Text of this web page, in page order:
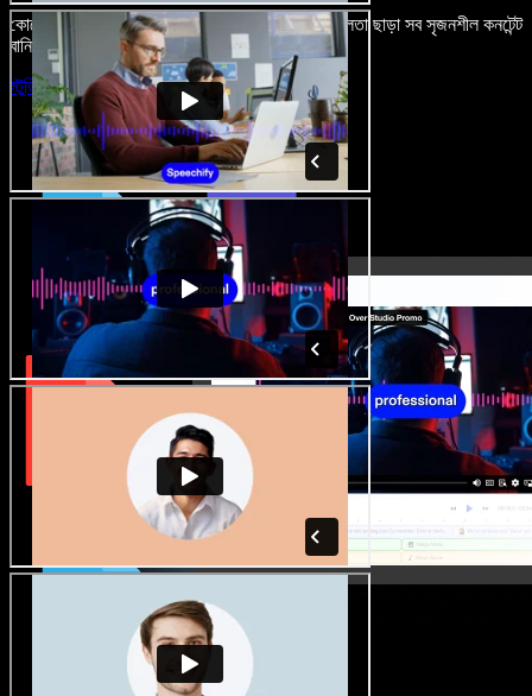
কোনো শেখার ঝামেলা নেই, শুধু ব্রাউজারে খুলুন—আর দুর্বলতা ছাড়া সব সৃজনশীল কনটেন্ট
বানিয়ে ফেলুন।
স্টুডিও চালু করুন